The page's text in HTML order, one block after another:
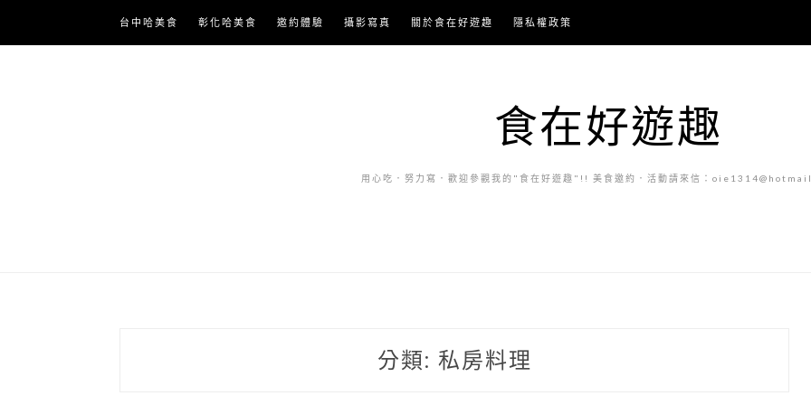
content
台中哈美食 彰化哈美食 邀約體驗 攝影寫真 關於食在好遊趣 隱私權政策
食在好遊趣
用心吃．努力寫．歡迎參觀我的"食在好遊趣"!! 美食邀約．活動請來信：
分類: 私房料理